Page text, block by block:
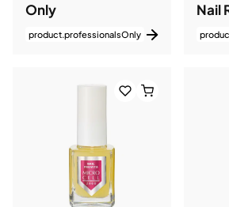
Only
product.professionalsOnly
Nail